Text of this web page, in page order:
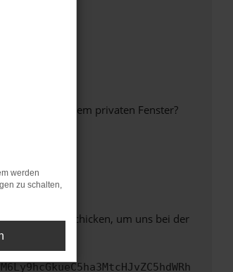
oder in einem privaten Fenster?
werden.
diesen Text schicken, um uns bei der
werden
zu schalten,